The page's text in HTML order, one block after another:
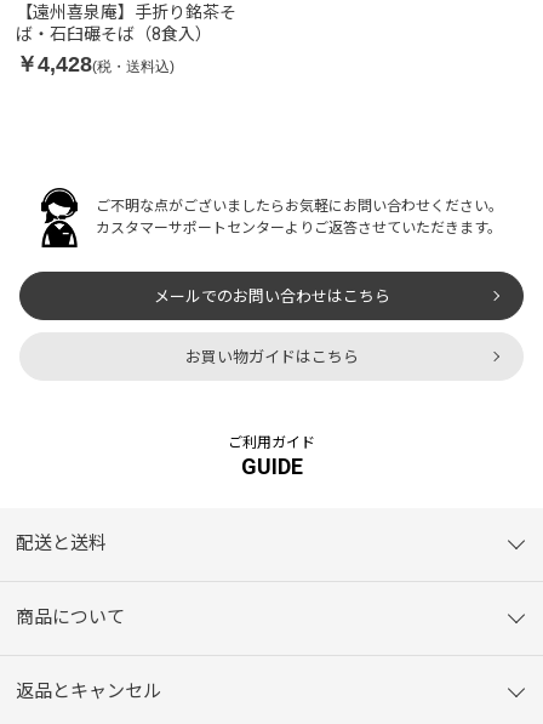
【遠州喜泉庵】手折り銘茶そ
ば・石臼碾そば（8食入）
￥4,428(税・送料込)
ご不明な点がございましたらお気軽にお問い合わせください。
カスタマーサポートセンターよりご返答させていただきます。
メールでのお問い合わせはこちら
お買い物ガイドはこちら
ご利用ガイド
GUIDE
配送と送料
商品について
返品とキャンセル